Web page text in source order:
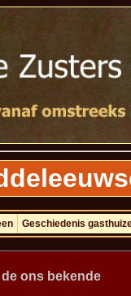
Geschiedenis
de ons bekende